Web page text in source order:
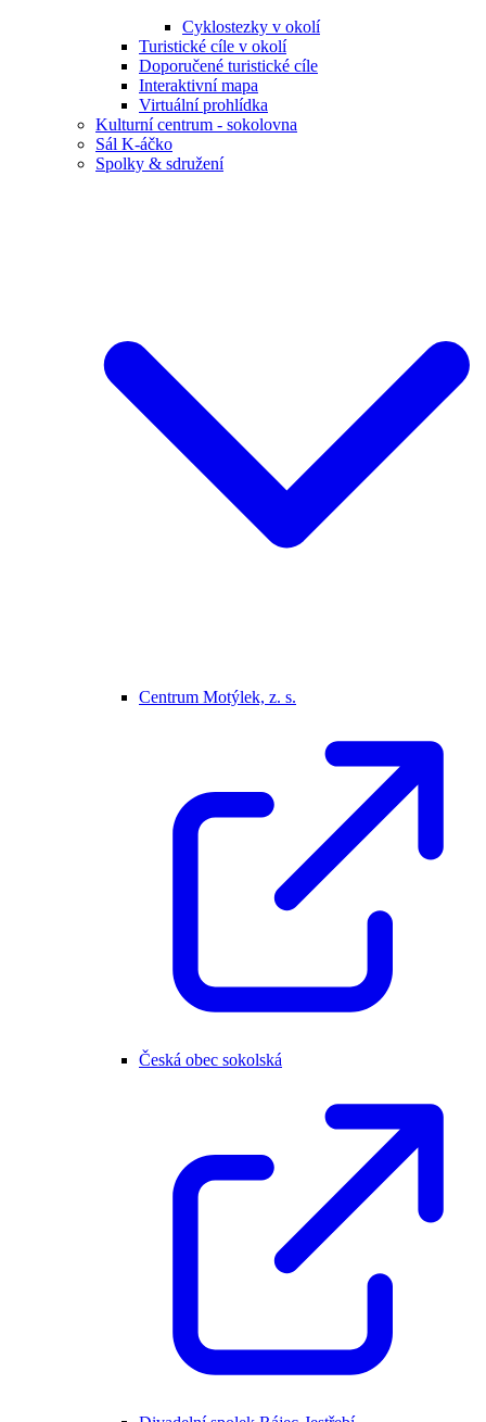
Cyklostezky v okolí
Turistické cíle v okolí
Doporučené turistické cíle
Interaktivní mapa
Virtuální prohlídka
Kulturní centrum - sokolovna
Sál K-áčko
Spolky & sdružení
Centrum Motýlek, z. s.
Česká obec sokolská